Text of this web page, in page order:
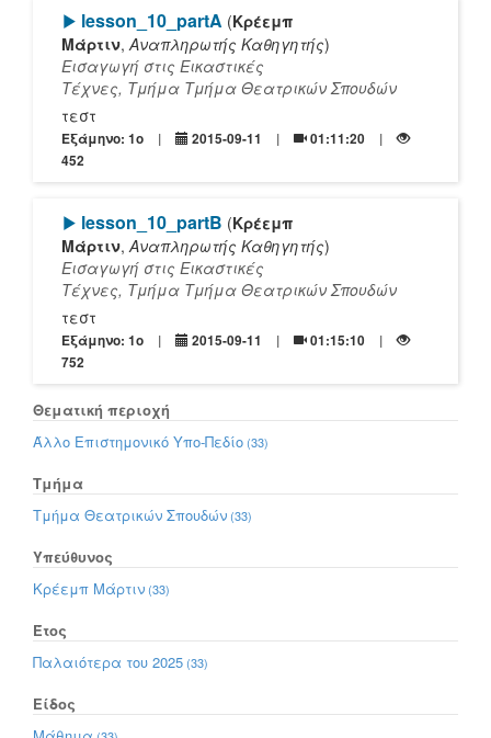
[Play]
lesson_10_partΑ (Κρέεμπ
Μάρτιν,Αναπληρωτής Καθηγητής)
Εισαγωγή στις Εικαστικές
Τέχνες, Τμήμα Τμήμα Θεατρικών Σπουδών
τεστ
Εξάμηνο: 1o 2015-09-11
01:11:20
452
[Play]
lesson_10_partΒ (Κρέεμπ
Μάρτιν,Αναπληρωτής Καθηγητής)
Εισαγωγή στις Εικαστικές
Τέχνες, Τμήμα Τμήμα Θεατρικών Σπουδών
τεστ
Εξάμηνο: 1o 2015-09-11
01:15:10
752
Θεματική περιοχή
Άλλο Επιστημονικό Υπο-Πεδίο (33)
Τμήμα
Τμήμα Θεατρικών Σπουδών (33)
Υπεύθυνος
Κρέεμπ Μάρτιν (33)
Έτος
Παλαιότερα του 2025 (33)
Είδος